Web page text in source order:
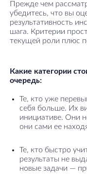
Прежде чем
убедитесь, что вы
результативность
шага. Критерии
текущей роли плюс
Какие категории
очередь:
Те, кто уже
себя больше. Их
инициативе. Они
они сами ее
Те, кто быстро
результаты не
новые задачи —